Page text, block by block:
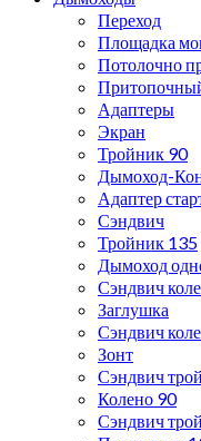
Переход
Площадка
Потолочно
Адаптеры
Экран
Тройник 90
Дымоход-
Адаптер
Сэндвич
Тройник 135
Дымоход
Сэндвич
Заглушка
Сэндвич
Зонт
Сэндвич
Колено 90
Сэндвич